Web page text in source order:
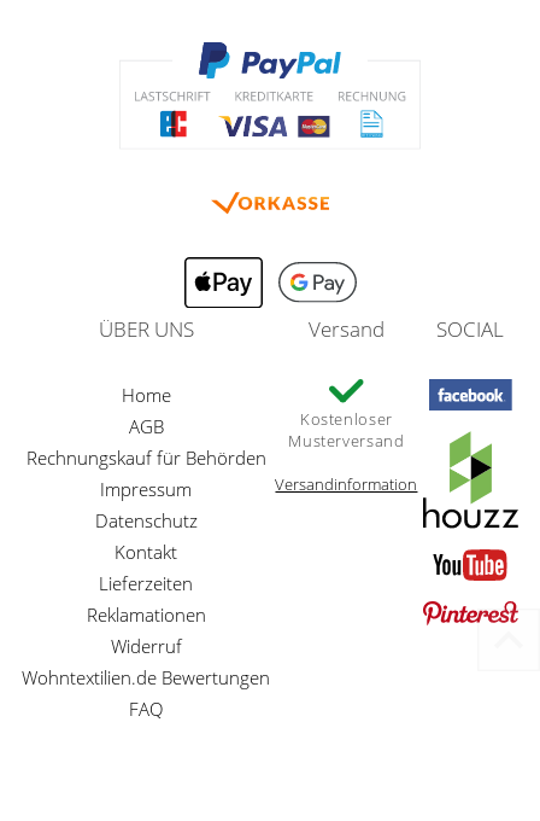
ÜBER UNS
Home
AGB
Rechnungskauf für Behörden
Impressum
Datenschutz
Kontakt
Lieferzeiten
Reklamationen
Widerruf
Wohntextilien.de Bewertungen
FAQ
Versand
Kostenloser
Musterversand
Versandinformation
SOCIAL